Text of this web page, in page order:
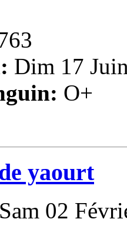
Dim 17
O+
yaourt
02